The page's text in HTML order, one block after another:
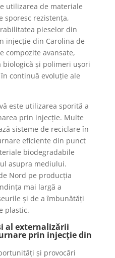
utilizarea de materiale
sporesc rezistența,
pieselor din
injecție din Carolina de
compozite avansate,
biologică și polimeri ușori
continuă evoluție ale
este utilizarea sporită a
prin injecție. Multe
sisteme de reciclare în
eficiente din punct
biodegradabile
asupra mediului.
Nord pe producția
mai largă a
și de a îmbunătăți
plastic.
al externalizării
prin injecție din
și provocări